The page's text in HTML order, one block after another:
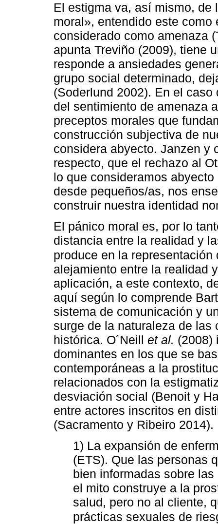
El estigma va, así mismo, de
moral», entendido este
considerado como amenaza
apunta Treviño (2009), tiene
responde a ansiedades
grupo social determinado,
(Soderlund 2002). En el
del sentimiento de amenaza
preceptos morales que
construcción subjectiva de
considera abyecto. Janzen y
respecto, que el rechazo al
lo que consideramos
desde pequeños/as, nos
construir nuestra identidad
El pánico moral es, por lo
distancia entre la realidad y
produce en la representación
alejamiento entre la realidad
aplicación, a este contexto,
aquí según lo comprende
sistema de comunicación y
surge de la naturaleza de
histórica. O´Neill et al. (2008)
dominantes en los que se
contemporáneas a la
relacionados con la
desviación social (Benoit y
entre actores inscritos en
(Sacramento y Ribeiro 2014).
1) La expansión de
(ETS). Que las personas
bien informadas sobre
el mito construye a la
salud, pero no al cliente,
prácticas sexuales de